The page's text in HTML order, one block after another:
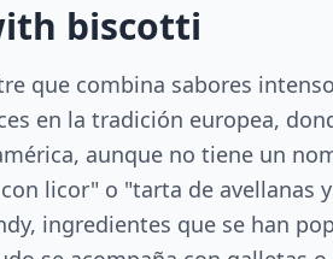
biscotti
que combina sabores
en la tradición europea,
aunque no tiene un
licor" o "tarta de avellanas
ingredientes que se han